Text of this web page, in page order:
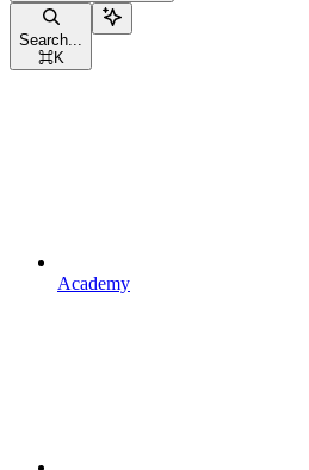
Search...
⌘K
Academy